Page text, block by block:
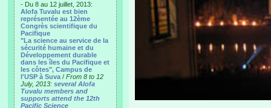
- Du 8 au 12 juillet, 2013:
Alofa Tuvalu est bien
représentée au 12ème
Congrès scientifique du
Pacifique
"La science au service de la
sécurité humaine et du
Développement durable
dans les îles du Pacifique et
les côtes", Campus de
l'USP à Suva / From 8 to 12
July, 2013: several Alofa
Tuvalu members and
supports attend the 12th
Pacific Science